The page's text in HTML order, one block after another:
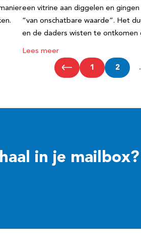
een vitrine aan diggelen en
“van onschatbare waarde”. Het
en de daders wisten te
Lees meer
1 2
in je